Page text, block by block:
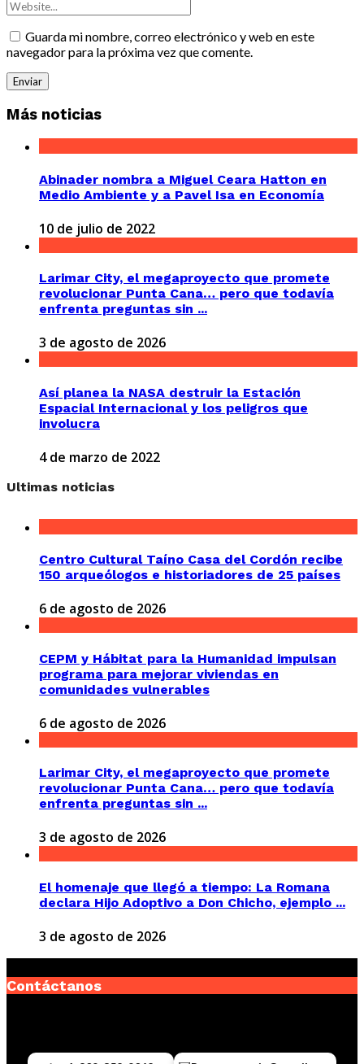
Guarda mi nombre, correo electrónico y web en este
navegador para la próxima vez que comente.
Más noticias
Abinader nombra a Miguel Ceara Hatton en
Medio Ambiente y a Pavel Isa en Economía
10 de julio de 2022
Larimar City, el megaproyecto que promete
revolucionar Punta Cana… pero que todavía
enfrenta preguntas sin ...
3 de agosto de 2026
Así planea la NASA destruir la Estación
Espacial Internacional y los peligros que
involucra
4 de marzo de 2022
Ultimas noticias
Centro Cultural Taíno Casa del Cordón recibe
150 arqueólogos e historiadores de 25 países
6 de agosto de 2026
CEPM y Hábitat para la Humanidad impulsan
programa para mejorar viviendas en
comunidades vulnerables
6 de agosto de 2026
Larimar City, el megaproyecto que promete
revolucionar Punta Cana… pero que todavía
enfrenta preguntas sin ...
3 de agosto de 2026
El homenaje que llegó a tiempo: La Romana
declara Hijo Adoptivo a Don Chicho, ejemplo ...
3 de agosto de 2026
Contáctanos